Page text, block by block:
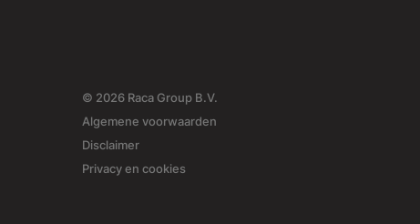
© 2026 Raca Group B.V.
Algemene voorwaarden
Disclaimer
Privacy en cookies